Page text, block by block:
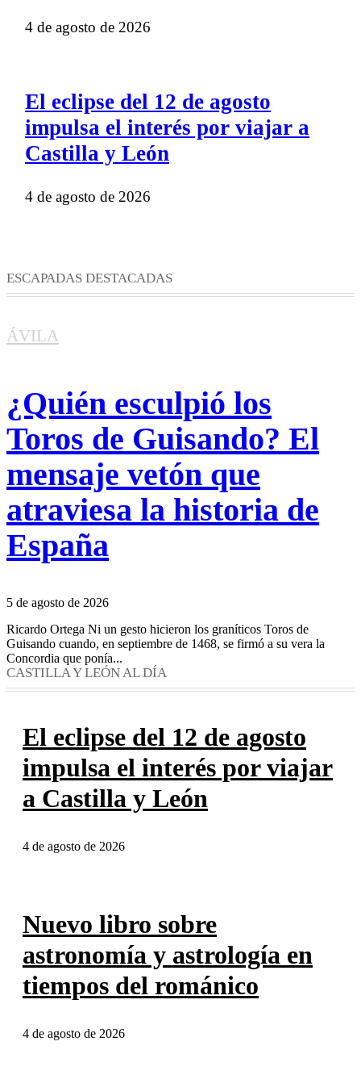
4 de agosto de 2026
El eclipse del 12 de agosto
impulsa el interés por viajar a
Castilla y León
4 de agosto de 2026
ESCAPADAS DESTACADAS
ÁVILA
¿Quién esculpió los
Toros de Guisando? El
mensaje vetón que
atraviesa la historia de
España
5 de agosto de 2026
Ricardo Ortega Ni un gesto hicieron los graníticos Toros de
Guisando cuando, en septiembre de 1468, se firmó a su vera la
Concordia que ponía...
CASTILLA Y LEÓN AL DÍA
El eclipse del 12 de agosto
impulsa el interés por viajar
a Castilla y León
4 de agosto de 2026
Nuevo libro sobre
astronomía y astrología en
tiempos del románico
4 de agosto de 2026